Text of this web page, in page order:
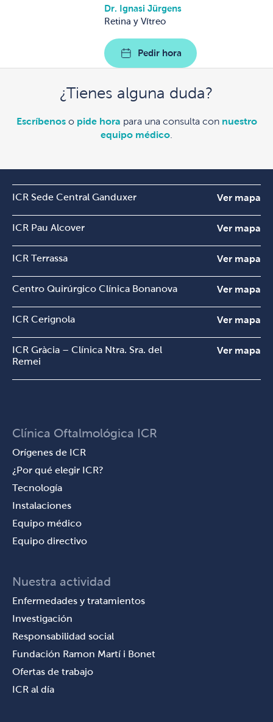
Dr. Ignasi Jürgens
Retina y Vítreo
Pedir hora
¿Tienes alguna duda?
Escríbenoso pide hora para una consulta con nuestro
equipo médico
ICR Sede Central Ganduxer Ver mapa
ICR Pau Alcover Ver mapa
ICR Terrassa Ver mapa
Centro Quirúrgico Clínica Bonanova Ver mapa
ICR Cerignola Ver mapa
ICR Gràcia – Clínica Ntra. Sra. del
Remei
Ver mapa
Clínica Oftalmológica ICR
Orígenes de ICR
¿Por qué elegir ICR?
Tecnología
Instalaciones
Equipo médico
Equipo directivo
Nuestra actividad
Enfermedades y tratamientos
Investigación
Responsabilidad social
Fundación Ramon Martí i Bonet
Ofertas de trabajo
ICR al día